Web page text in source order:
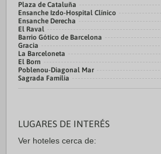
Plaza de Cataluña
Ensanche Izdo-Hospital Clínico
Ensanche Derecha
El Raval
Barrio Gótico de Barcelona
Gracia
La Barceloneta
El Born
Poblenou-Diagonal Mar
Sagrada Familia
LUGARES DE INTERÉS
Ver hoteles cerca de: